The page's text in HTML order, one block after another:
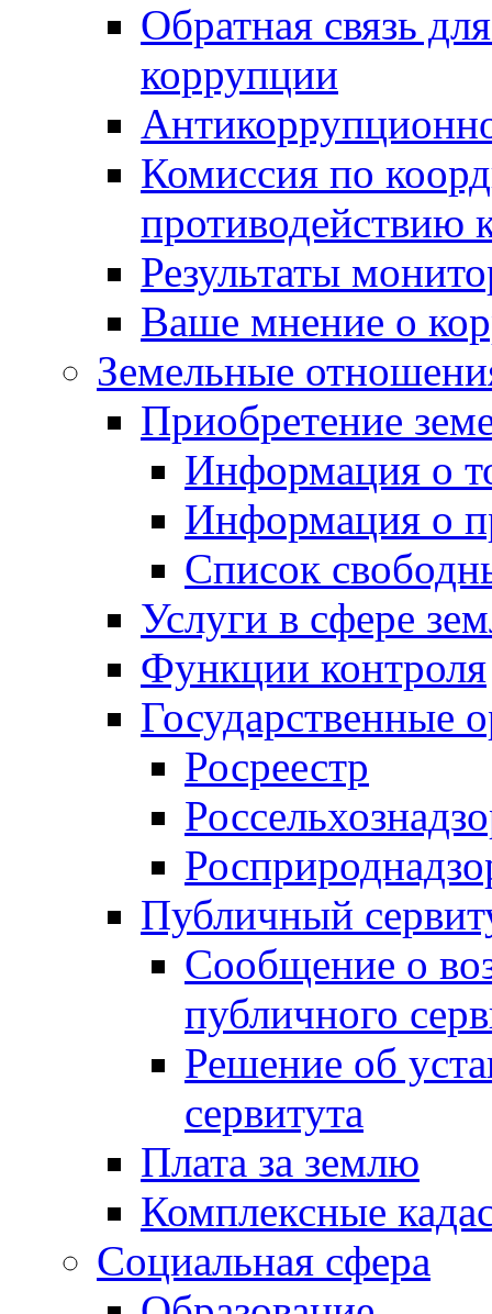
Обратная связь
коррупции
Комиссия по
противодействию
Результаты
Ваше мнение о
Земельные
Приобретение
Информация о
Информация о
Список
Услуги в сфере
Функции контроля
Государственные
Росреестр
Публичный
Сообщение о
публичного
Решение об
сервитута
Плата за землю
Комплексные
Социальная сфера